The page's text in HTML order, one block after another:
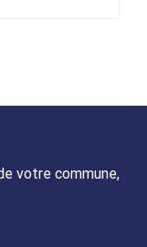
votre commune,